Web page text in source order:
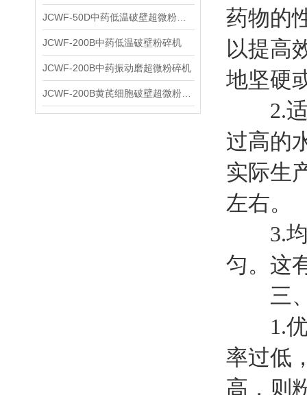
JCWF-200B中药低温破壁粉碎机
JCWF-200B中药振动磨超微粉碎机
药物的
以提高
地坚硬
2.适
过高的
实际生
左右。
3.均
匀。这
三、
1.优
率过低
高，则